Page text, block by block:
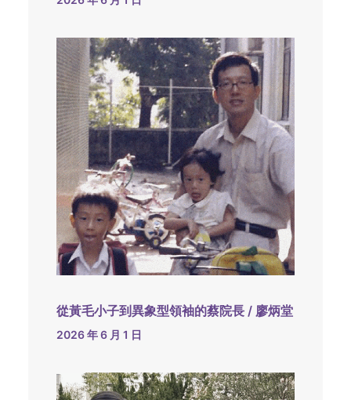
從黃毛小子到異象型領袖的蔡院長 / 廖炳堂
2026 年 6 月 1 日